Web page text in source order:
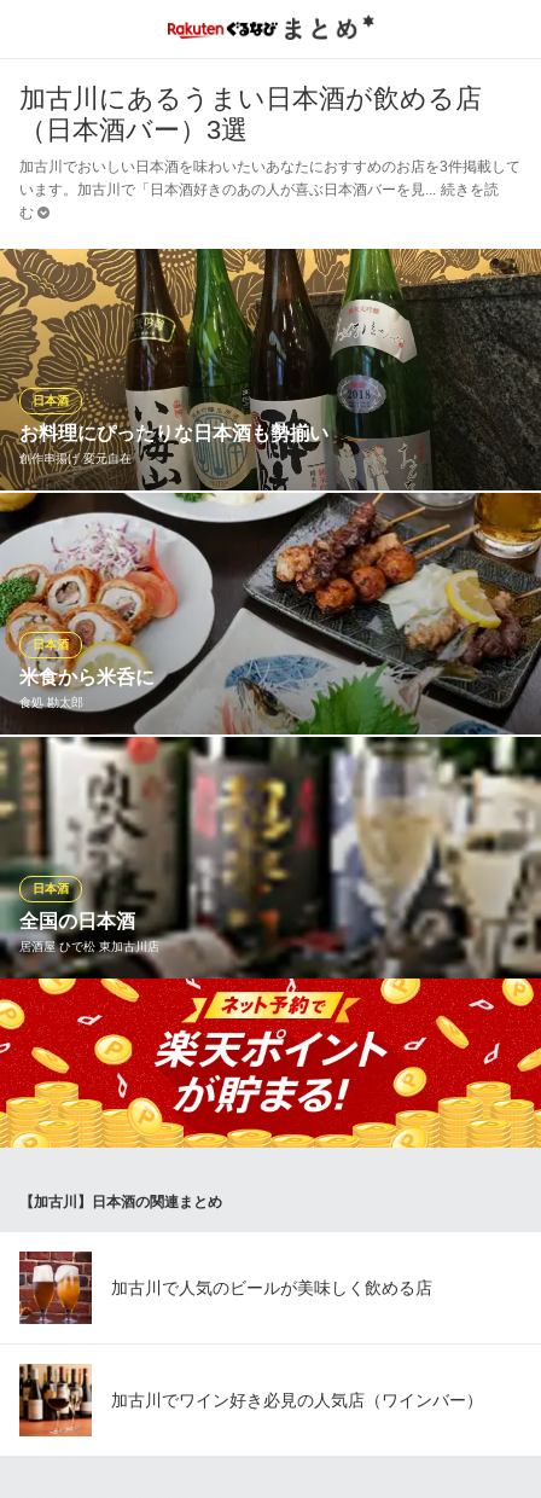
加古川にあるうまい日本酒が飲める店
（日本酒バー）3選
加古川でおいしい日本酒を味わいたいあなたにおすすめのお店を3件掲載して
います。加古川で「日本酒好きのあの人が喜ぶ日本酒バーを見
続きを読
む
お料理にぴったりな日本酒も勢揃い
創作串揚げ 変元自在
日本酒
搾ったお酒に水を加えていないのものです。原酒は加水するお酒
に比べるとアルコール度数が少し高くなりが、風味がとっても濃
醇。フレッシュな生酒と当店の串揚げを一緒にかっこんで味わっ
ていただきたいと思います。
創作串揚げ 変元自在
串揚げ
ＪＲ神戸線東加古川駅 徒歩1分
兵庫県加古川市平岡町新在家2-271-1 2番館ビル1F
米食から米呑に
食処 勘太郎
日本酒
東北、四国、九州の銘柄を取り揃えております。お料理とのマッ
チングを是非ご堪能下さい。
食処 勘太郎
いけす活魚と逸品
ＪＲ神戸線東加古川駅 徒歩14分
兵庫県加古川市平岡町一色西793-8
全国の日本酒
居酒屋 ひで松 東加古川店
日本酒
地元の酒である盛典、倭小槌、姫路の奥播磨など兵庫のものをは
じめ全国の日本酒をご用意しております！
居酒屋 ひで松 東加古川店
東加古川の創作居酒屋
ＪＲ神戸線東加古川駅 徒歩3分
【加古川】日本酒の関連まとめ
加古川で人気のビールが美味しく飲める店
加古川でワイン好き必見の人気店（ワインバー）